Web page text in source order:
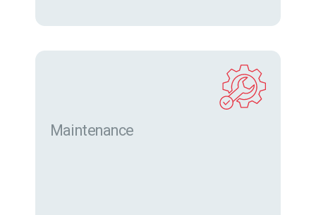
Maintenance